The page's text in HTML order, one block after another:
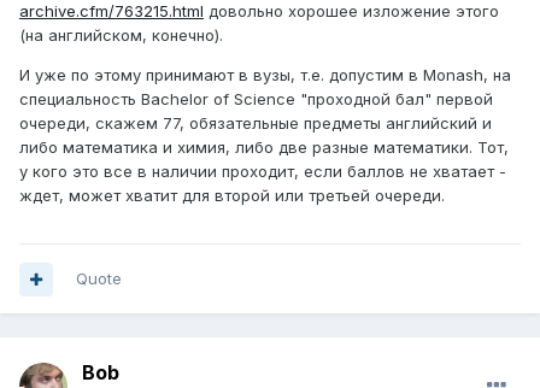
archive.cfm/763215.html довольно хорошее изложение этого
(на английском, конечно).
И уже по этому принимают в вузы, т.е. допустим в Monash, на
специальность Bachelor of Science "проходной бал" первой
очереди, скажем 77, обязательные предметы английский и
либо математика и химия, либо две разные математики. Тот,
у кого это все в наличии проходит, если баллов не хватает -
ждет, может хватит для второй или третьей очереди.
Quote
Bob